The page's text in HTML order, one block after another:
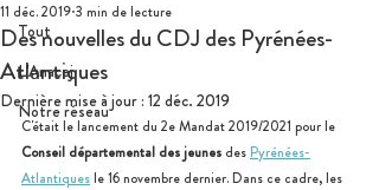
Tout
L'Anacej
Notre réseau
Des nouvelles du CDJ des Pyrénées-
Atlantiques
11 déc. 2019 3 min de lecture
Dernière mise à jour : 12 déc. 2019
C'était le lancement du 2e Mandat 2019/2021 pour le
Conseil départemental des jeunes des Pyrénées-
Atlantiques le 16 novembre dernier. Dans ce cadre, les